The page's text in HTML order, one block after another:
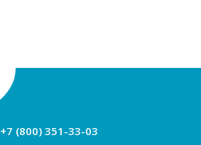
+7 (800) 351-33-03